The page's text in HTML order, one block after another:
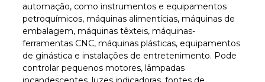
automação, como instrumentos e equipamentos
petroquímicos, máquinas alimentícias, máquinas de
embalagem, máquinas têxteis, máquinas-
ferramentas CNC, máquinas plásticas, equipamentos
de ginástica e instalações de entretenimento. Pode
controlar pequenos motores, lâmpadas